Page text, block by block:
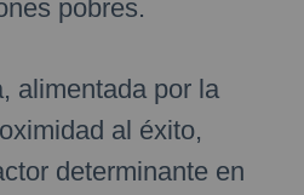
pobres.
alimentada por la
al éxito,
determinante en